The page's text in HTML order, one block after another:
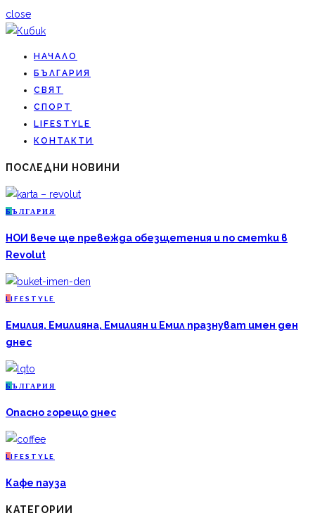
close
НАЧАЛО
БЪЛГАРИЯ
СВЯТ
СПОРТ
LIFESTYLE
КОНТАКТИ
ПОСЛЕДНИ НОВИНИ
Б ЪЛГАРИЯ
НОИ вече ще превежда обезщетения и по сметки в
Revolut
L IFESTYLE
Емилия, Емилияна, Емилиян и Емил празнуват имен ден
днес
Б ЪЛГАРИЯ
Опасно горещо днес
L IFESTYLE
Кафе пауза
КАТЕГОРИИ